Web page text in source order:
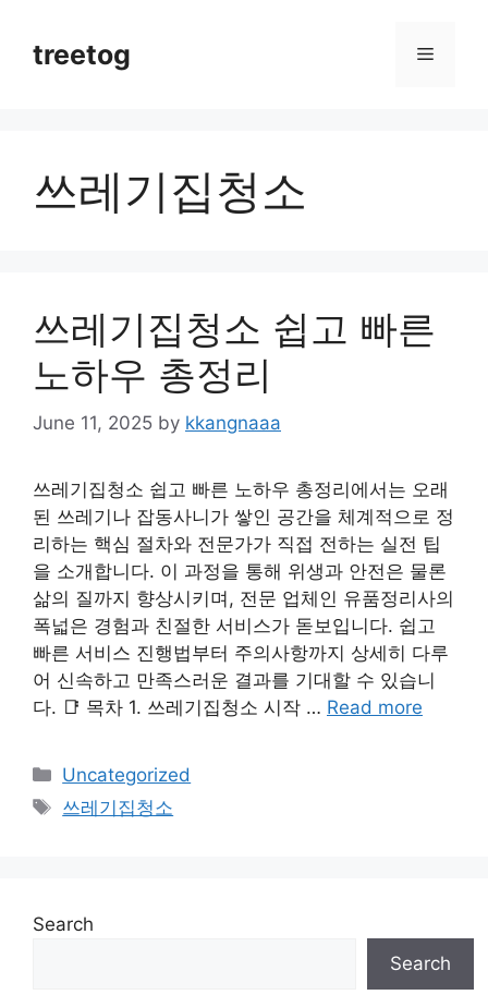
contenttreetog Menu
쓰레기집청소
쓰레기집청소 쉽고 빠른
노하우 총정리
June 11, 2025 by kkangnaaa
쓰레기집청소 쉽고 빠른 노하우 총정리에서는 오래
된 쓰레기나 잡동사니가 쌓인 공간을 체계적으로 정
리하는 핵심 절차와 전문가가 직접 전하는 실전 팁
을 소개합니다. 이 과정을 통해 위생과 안전은 물론
삶의 질까지 향상시키며, 전문 업체인 유품정리사의
폭넓은 경험과 친절한 서비스가 돋보입니다. 쉽고
빠른 서비스 진행법부터 주의사항까지 상세히 다루
어 신속하고 만족스러운 결과를 기대할 수 있습니
다. 📑 목차 1. 쓰레기집청소 시작 … Read more
Categories
Uncategorized
Tags
쓰레기집청소
Search
Search